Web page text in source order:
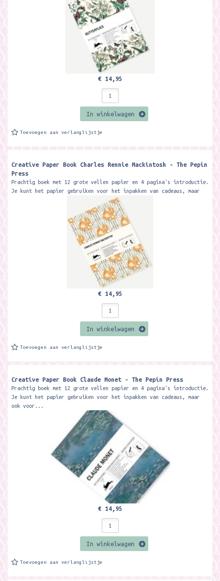
€ 14,95
In winkelwagen
Toevoegen aan verlanglijstje
Creative Paper Book Charles Rennie Mackintosh - The Pepin
Press
Prachtig boek met 12 grote vellen papier en 4 pagina's introductie.
Je kunt het papier gebruiken voor het inpakken van cadeaus, maar
€ 14,95
In winkelwagen
Toevoegen aan verlanglijstje
Creative Paper Book Claude Monet - The Pepin Press
Prachtig boek met 12 grote vellen papier en 4 pagina's introductie.
Je kunt het papier gebruiken voor het inpakken van cadeaus, maar
ook voor...
€ 14,95
In winkelwagen
Toevoegen aan verlanglijstje